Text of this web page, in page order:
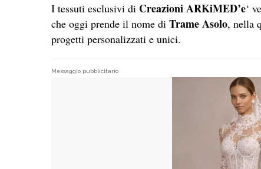
I tessuti esclusivi di Creazioni ARKiMED’e‘
che oggi prende il nome di Trame Asolo, nella
progetti personalizzati e unici.
Messaggio pubblicitario